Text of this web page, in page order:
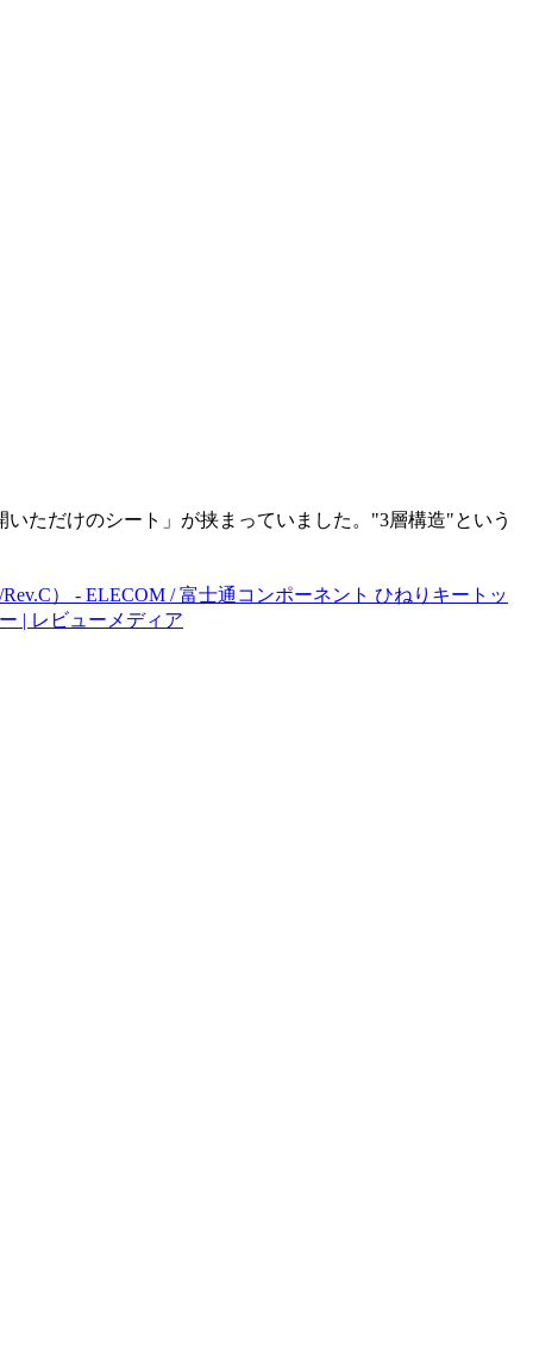
ただけのシート」が挟まっていました。"3層構造"という
） - ELECOM / 富士通コンポーネント ひねりキートッ
| レビューメディア